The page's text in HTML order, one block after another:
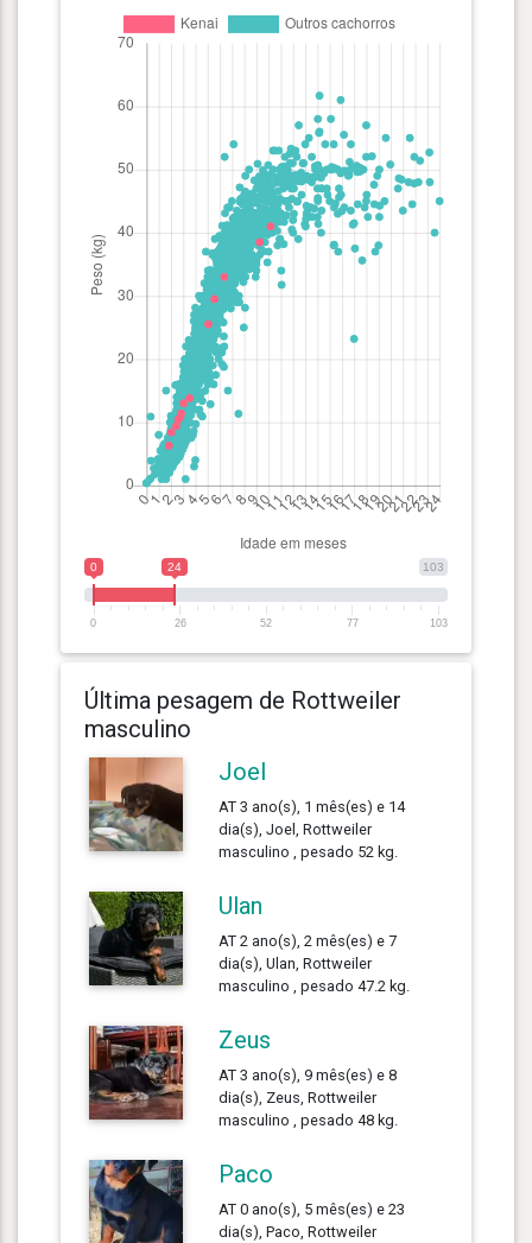
103
0 24
0 26 52 77 103
Última pesagem de Rottweiler
masculino
Joel
AT 3 ano(s), 1 mês(es) e 14
dia(s), Joel, Rottweiler
masculino , pesado 52 kg.
Ulan
AT 2 ano(s), 2 mês(es) e 7
dia(s), Ulan, Rottweiler
masculino , pesado 47.2 kg.
Zeus
AT 3 ano(s), 9 mês(es) e 8
dia(s), Zeus, Rottweiler
masculino , pesado 48 kg.
Paco
AT 0 ano(s), 5 mês(es) e 23
dia(s), Paco, Rottweiler